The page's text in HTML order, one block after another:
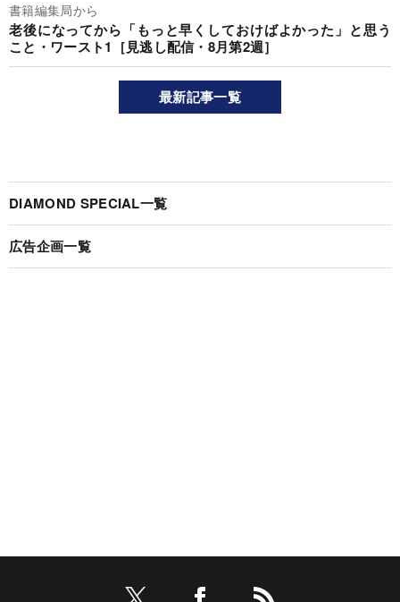
書籍編集局から
老後になってから「もっと早くしておけばよかった」と思う
こと・ワースト1［見逃し配信・8月第2週］
最新記事一覧
DIAMOND SPECIAL一覧
広告企画一覧